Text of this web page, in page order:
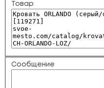
Товар
Сообщение